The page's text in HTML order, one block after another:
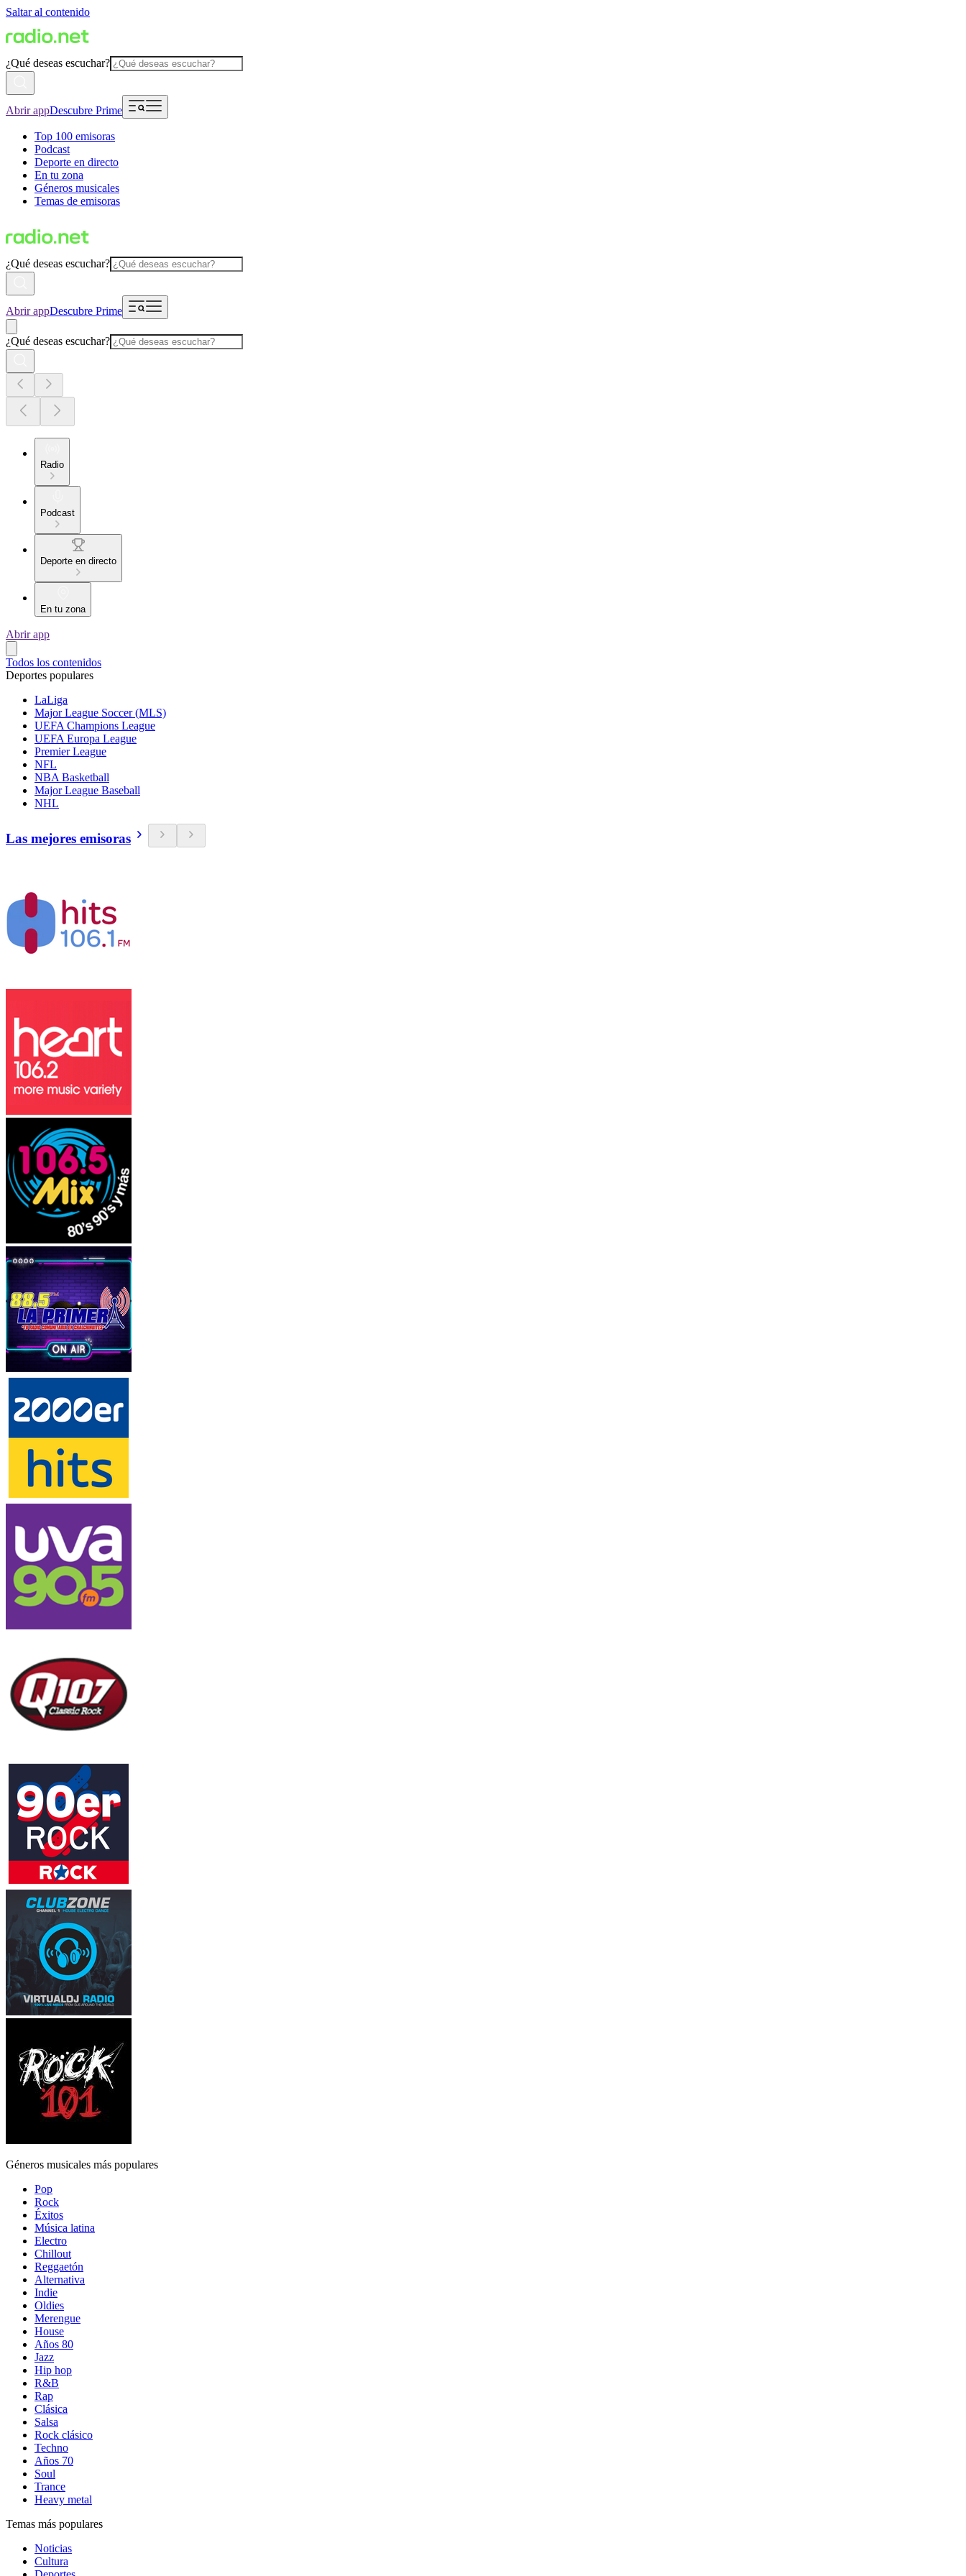
Saltar al contenido
¿Qué deseas escuchar?
Abrir appDescubre Prime
Top 100 emisoras
Podcast
Deporte en directo
En tu zona
Géneros musicales
Temas de emisoras
¿Qué deseas escuchar?
Abrir appDescubre Prime
¿Qué deseas escuchar?
Radio
Podcast
Deporte en directo
En tu zona
Abrir app
Todos los contenidos
Deportes populares
LaLiga
Major League Soccer (MLS)
UEFA Champions League
UEFA Europa League
Premier League
NFL
NBA Basketball
Major League Baseball
NHL
Las mejores emisoras
Géneros musicales más populares
Pop
Rock
Éxitos
Música latina
Electro
Chillout
Reggaetón
Alternativa
Indie
Oldies
Merengue
House
Años 80
Jazz
Hip hop
R&B
Rap
Clásica
Salsa
Rock clásico
Techno
Años 70
Soul
Trance
Heavy metal
Temas más populares
Noticias
Cultura